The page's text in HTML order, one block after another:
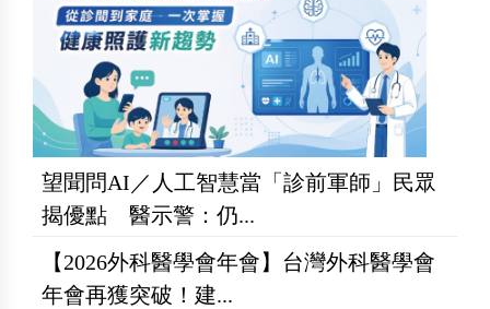
望聞問AI／人工智慧當「診前軍師」民眾
揭優點 醫示警：仍...
【2026外科醫學會年會】台灣外科醫學會
年會再獲突破！建...